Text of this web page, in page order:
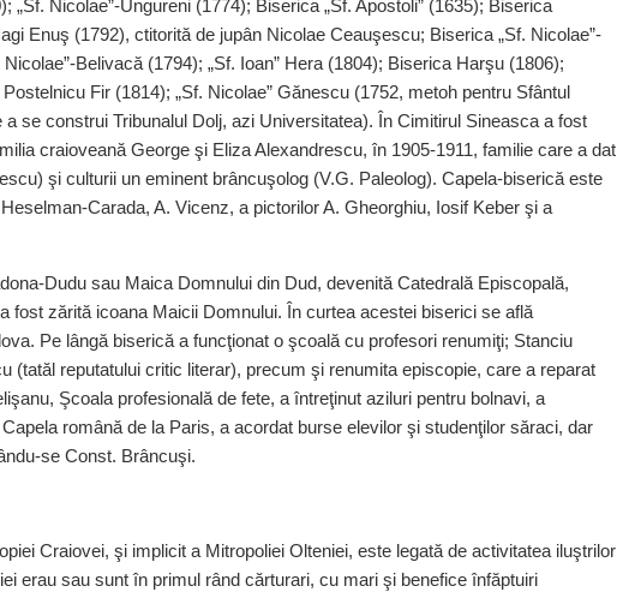
„Sf. Nicolae”-Ungureni (1774); Biserica „Sf. Apostoli” (1635); Biserica
Enuş (1792), ctitorită de jupân Nicolae Ceauşescu; Biserica „Sf. Nicolae”-
Belivacă (1794); „Sf. Ioan” Hera (1804); Biserica Harşu (1806);
Fir (1814); „Sf. Nicolae” Gănescu (1752, metoh pentru Sfântul
se construi Tribunalul Dolj, azi Universitatea). În Cimitirul Sineasca a fost
craioveană George şi Eliza Alexandrescu, în 1905-1911, familie care a dat
şi culturii un eminent brâncuşolog (V.G. Paleolog). Capela-biserică este
Carada, A. Vicenz, a pictorilor A. Gheorghiu, Iosif Keber şi a
Dudu sau Maica Domnului din Dud, devenită Catedrală Episcopală,
fost zărită icoana Maicii Domnului. În curtea acestei biserici se află
Pe lângă biserică a funcţionat o şcoală cu profesori renumiţi; Stanciu
(tatăl reputatului critic literar), precum şi renumita episcopie, care a reparat
Şcoala profesională de fete, a întreţinut aziluri pentru bolnavi, a
română de la Paris, a acordat burse elevilor şi studenţilor săraci, dar
se Const. Brâncuşi.
Craiovei, şi implicit a Mitropoliei Olteniei, este legată de activitatea iluştrilor
erau sau sunt în primul rând cărturari, cu mari şi benefice înfăptuiri